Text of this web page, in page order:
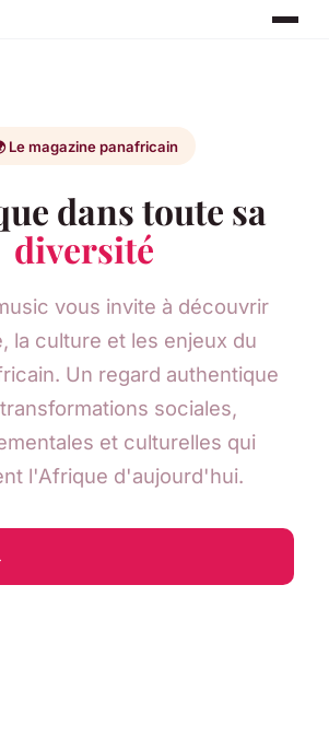
Le magazine panafricain
dans toute sa
diversité
vous invite à découvrir
la culture et les enjeux du
Un regard authentique
sociales,
et culturelles qui
l'Afrique d'aujourd'hui.